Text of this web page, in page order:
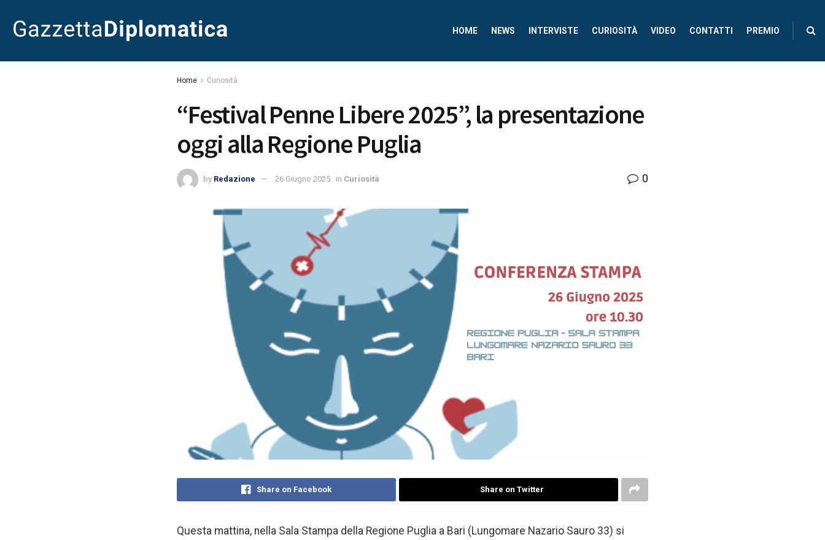
HOME NEWS INTERVISTE CURIOSITÀ VIDEO CONTATTI PREMIO
Home Curiosità
“Festival Penne Libere 2025”, la presentazione
oggi alla Regione Puglia
by Redazione 26 Giugno 2025 in Curiosità 0
Share on Facebook Share on Twitter
Questa mattina, nella Sala Stampa della Regione Puglia a Bari (Lungomare Nazario Sauro 33) si